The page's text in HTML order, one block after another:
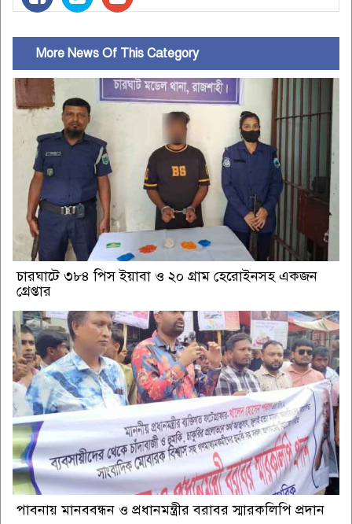
More News Of This Category
চারঘাটে ৩৮৪ পিস ইয়াবা ও ২০ গ্রাম হেরোইনসহ একজন
গ্রেপ্তার
পাবনায় মানববন্ধন ও প্রধানমন্ত্রীর বরাবর স্মারকলিপি প্রদান